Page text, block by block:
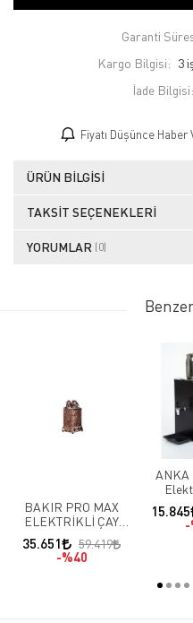
Garanti
Kargo Bilgisi: 3
İade Bilgisi:
Fiyatı Düşünce Haber
ÜRÜN BILGISI
TAKSIT SEÇENEKLERI
YORUMLAR (0)
BAKIR PRO MAX
ELEKTRİKLİ ÇAY
MAKİNESİ 4
DEMLİKLİ
35.651
59.419
%40
ANKA
15.845